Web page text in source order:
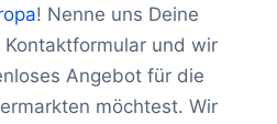
274
! Nenne uns Deine
und wir
Angebot für die
möchtest. Wir